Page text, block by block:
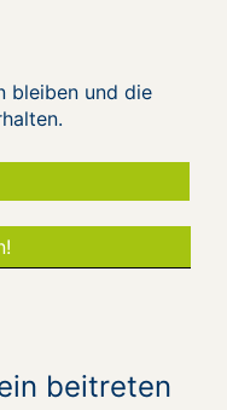
bleiben und die
beitreten